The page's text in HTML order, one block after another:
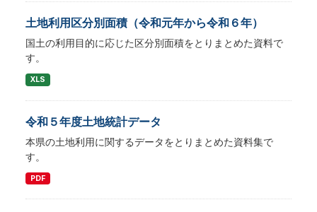
土地利用区分別面積（令和元年から令和６年）
国土の利用目的に応じた区分別面積をとりまとめた資料で
す。
XLS
令和５年度土地統計データ
本県の土地利用に関するデータをとりまとめた資料集で
す。
PDF